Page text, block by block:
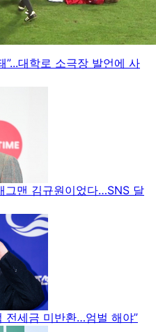
”...대학로 소극장 발언에 사
그맨 김규원이었다…SNS 달
전세금 미반환…엄벌 해야”